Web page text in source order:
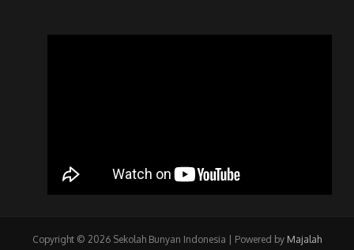
Copyright © 2026 Sekolah Bunyan Indonesia | Powered by Majalah